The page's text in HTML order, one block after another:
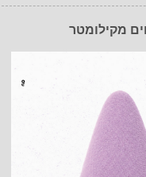
מקילומטר